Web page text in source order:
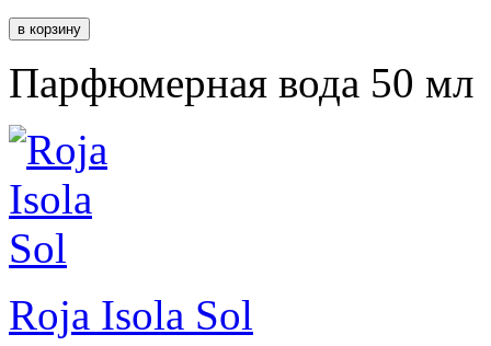
Парфюмерная вода 50 мл
Roja Isola Sol